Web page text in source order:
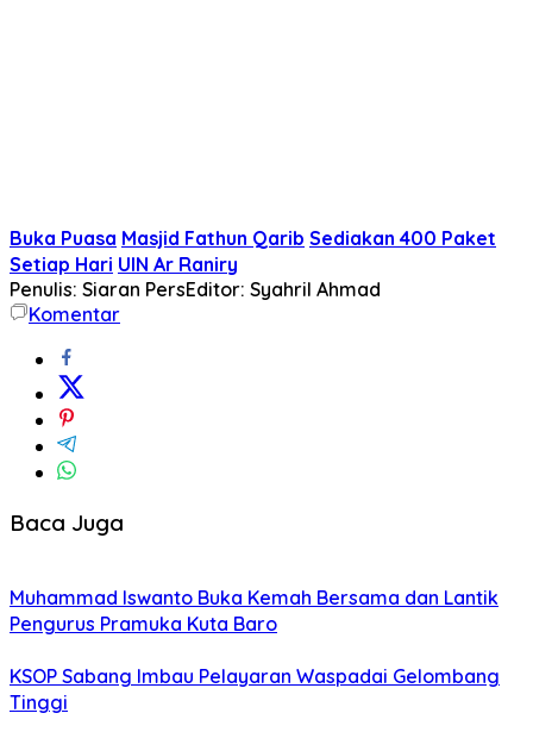
Buka Puasa Masjid Fathun Qarib Sediakan 400 Paket
Setiap Hari UIN Ar Raniry
Penulis: Siaran PersEditor: Syahril Ahmad
Komentar
Baca Juga
Muhammad Iswanto Buka Kemah Bersama dan Lantik
Pengurus Pramuka Kuta Baro
KSOP Sabang Imbau Pelayaran Waspadai Gelombang
Tinggi